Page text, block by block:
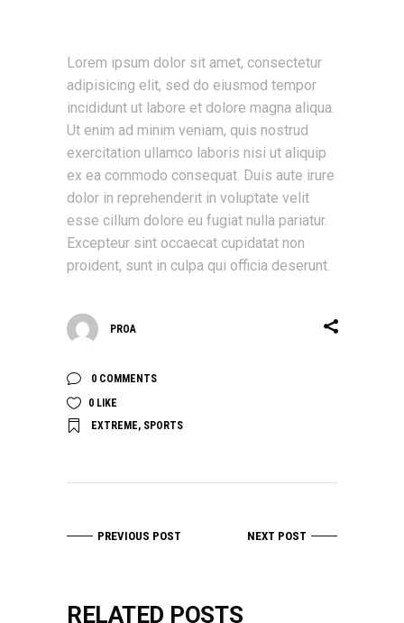
Lorem ipsum dolor sit amet, consectetur
adipisicing elit, sed do eiusmod tempor
incididunt ut labore et dolore magna aliqua.
Ut enim ad minim veniam, quis nostrud
exercitation ullamco laboris nisi ut aliquip
ex ea commodo consequat. Duis aute irure
dolor in reprehenderit in voluptate velit
esse cillum dolore eu fugiat nulla pariatur.
Excepteur sint occaecat cupidatat non
proident, sunt in culpa qui officia deserunt.
PROA
0 COMMENTS
0 LIKE
EXTREME, SPORTS
PREVIOUS POST NEXT POST
RELATED POSTS